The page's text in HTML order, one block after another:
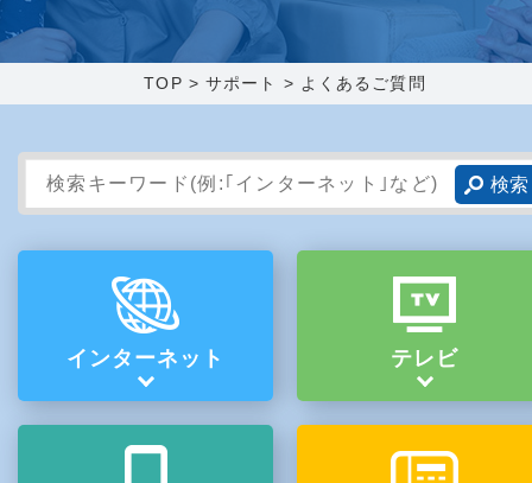
センター情報
採用情報
お問い合わせ
お申し込み
0238-24-2525
営業時間 9:00～18:00
0120-173-577
営業時間 9:15～18:00
北海道函館市桔梗町379-31
0138-34-2525
新潟県新潟市西区山田2310-39
025-210-1200
TOP >サポート > よくあるご質問
インターネット テレビ